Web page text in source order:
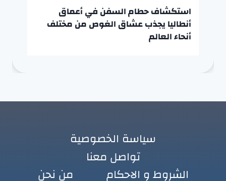
استكشاف حطام السفن في أعماق
أنطاليا يجذب عشاق الغوص من مختلف
أنحاء العالم
سياسة الخصوصية
تواصل معنا
الشروط و الاحكام
من نحن